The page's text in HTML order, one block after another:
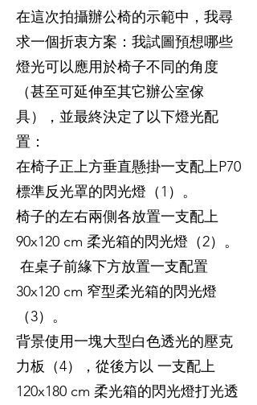
在這次拍攝辦公椅的示範中，我尋
求一個折衷方案：我試圖預想哪些
燈光可以應用於椅子不同的角度
（甚至可延伸至其它辦公室傢
具），並最終決定了以下燈光配
置：
在椅子正上方垂直懸掛一支配上P70
標準反光罩的閃光燈（1）。
椅子的左右兩側各放置一支配上
90x120 cm 柔光箱的閃光燈（2）。
在桌子前緣下方放置一支配置
30x120 cm 窄型柔光箱的閃光燈
（3）。
背景使用一塊大型白色透光的壓克
力板（4），從後方以 一支配上
120x180 cm 柔光箱的閃光燈打光透